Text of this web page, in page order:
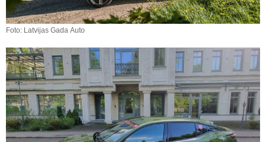
Foto: Latvijas Gada Auto